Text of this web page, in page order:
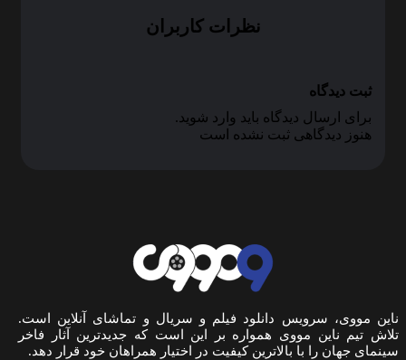
نظرات کاربران
ثبت دیدگاه
برای ارسال دیدگاه باید وارد شوید.
هنوز دیدگاهی ثبت نشده است
ناین مووی، سرویس دانلود فیلم و سریال و تماشای آنلاین است.
تلاش تیم ناین مووی همواره بر این است که جدیدترین آثار فاخر
سینمای جهان را با بالاترین کیفیت در اختیار همراهان خود قرار دهد.